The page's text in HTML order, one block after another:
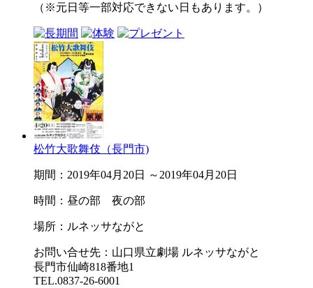
（※元日等一部対応できない日もあります。）
松竹大歌舞伎（長門市)
期間：2019年04月20日 ～2019年04月20日
時間：昼の部 夜の部
場所：ルネッサながと
お問い合せ先：山口県立劇場 ルネッサながと
長門市仙崎818番地1
TEL.0837-26-6001